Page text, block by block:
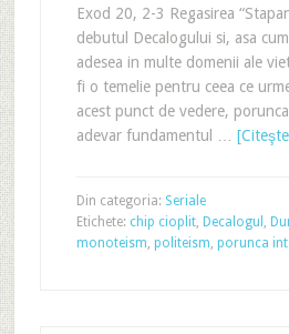
Exod 20, 2-3 Regasirea
debutul Decalogului si, asa
adesea in multe domenii ale
fi o temelie pentru ceea ce
acest punct de vedere,
adevar fundamentul …
Din categoria: Seriale
Etichete: chip cioplit, Decalogul ,
monoteism, politeism, porunca